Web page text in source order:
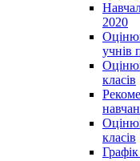
2020
учнів
класів
класів